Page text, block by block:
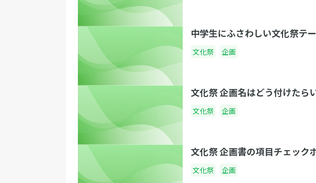
中学生にふさわしい文化祭テ
文化祭 企画
文化祭 企画名はどう付けたら
文化祭 企画
文化祭 企画書の項目チェック
文化祭 企画